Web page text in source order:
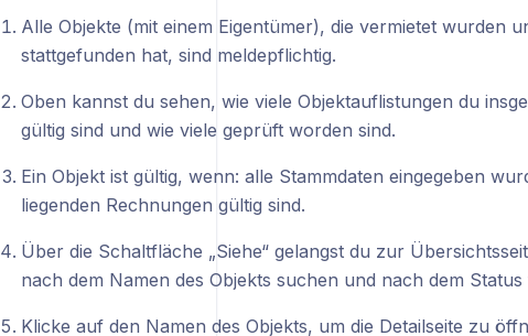
Alle Objekte (mit einem Eigentümer), die vermietet wurden
stattgefunden hat, sind meldepflichtig.
Oben kannst du sehen, wie viele Objektauflistungen du
gültig sind und wie viele geprüft worden sind.
Ein Objekt ist gültig, wenn: alle Stammdaten eingegeben
liegenden Rechnungen gültig sind.
Über die Schaltfläche „Siehe“ gelangst du zur
nach dem Namen des Objekts suchen und nach dem
Klicke auf den Namen des Objekts, um die Detailseite zu